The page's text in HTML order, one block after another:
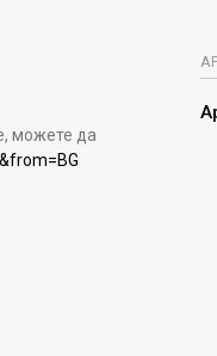
можете да